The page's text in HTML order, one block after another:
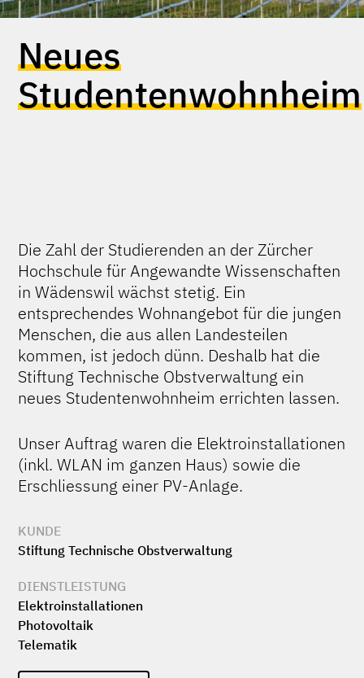
Neues
Studentenwohnheim
Die Zahl der Studierenden an der Zürcher
Hochschule für Angewandte Wissenschaften
in Wädenswil wächst stetig. Ein
entsprechendes Wohnangebot für die jungen
Menschen, die aus allen Landesteilen
kommen, ist jedoch dünn. Deshalb hat die
Stiftung Technische Obstverwaltung ein
neues Studentenwohnheim errichten lassen.
Unser Auftrag waren die Elektroinstallationen
(inkl. WLAN im ganzen Haus) sowie die
Erschliessung einer PV-Anlage.
KUNDE
Stiftung Technische Obstverwaltung
DIENSTLEISTUNG
Elektro­installationen
Photovoltaik
Telematik